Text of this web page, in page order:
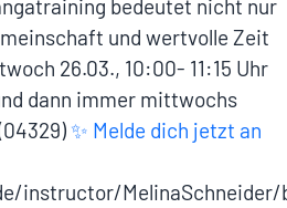
bedeutet nicht nur
und wertvolle Zeit
26.03., 10:00- 11:15 Uhr
dann immer mittwochs
✨ Melde dich jetzt an
MelinaSchneider/